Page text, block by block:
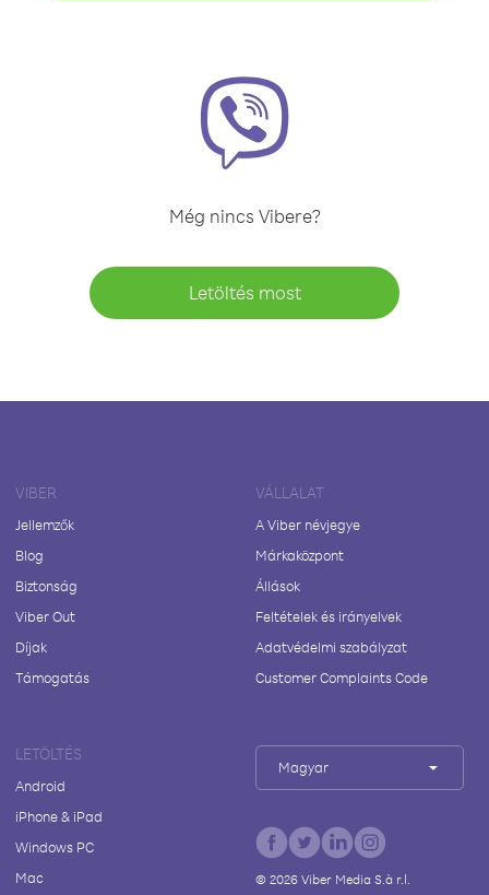
Még nincs Vibere?
Letöltés most
VIBER
Jellemzők
Blog
Biztonság
Viber Out
Díjak
Támogatás
VÁLLALAT
A Viber névjegye
Márkaközpont
Állások
Feltételek és irányelvek
Adatvédelmi szabályzat
Customer Complaints Code
LETÖLTÉS
Android
iPhone & iPad
Windows PC
Mac
Magyar
© 2026Viber Media S.à r.l.